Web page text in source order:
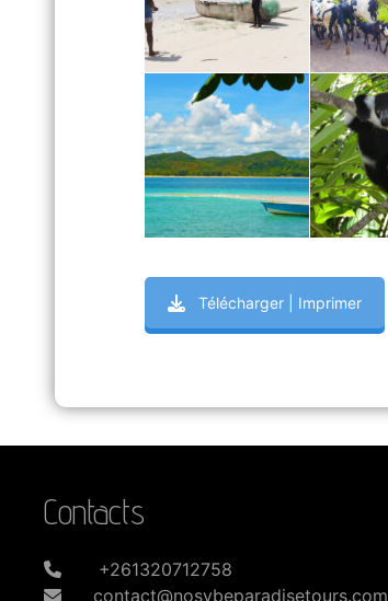
Télécharger | Imprimer
Contacts
+261320712758
contact@nosybeparadisetours.com